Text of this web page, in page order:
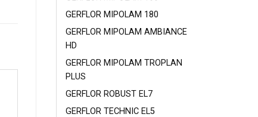
GERFLOR MIPOLAM 180
GERFLOR MIPOLAM AMBIANCE
HD
GERFLOR MIPOLAM TROPLAN
PLUS
GERFLOR ROBUST EL7
GERFLOR TECHNIC EL5